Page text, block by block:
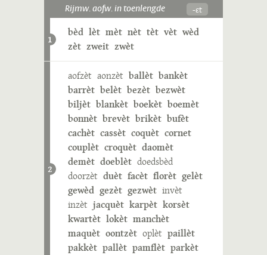
Rijmw. aofw. in toenlengde -ɛt
1
bèd lèt mèt nèt tèt vèt wèd
zèt zweit zwèt
2
aofzèt aonzèt ballèt bankèt
barrèt belèt bezèt bezwèt
biljèt blankèt boekèt boemèt
bonnèt brevèt brikèt bufèt
cachèt cassèt coquèt cornet
couplèt croquèt daomèt
demèt doeblèt doedsbèd
doorzèt duèt facèt florèt gelèt
gewèd gezèt gezwèt invèt
inzèt jacquèt karpèt korsèt
kwartèt lokèt manchèt
maquèt oontzèt oplèt paillèt
pakkèt pallèt pamflèt parkèt